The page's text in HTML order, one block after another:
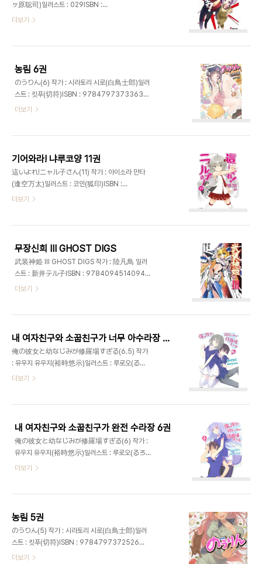
ヶ原聡司)일러스트 : 029ISBN :
9784048915809출판사 : 전격문고발매일 :
더보기
농림 6권
のうりん(6) 작가 : 시라토리 시로(白鳥士郎)일러
스트 : 킷푸(切符)ISBN : 9784797373363출
판사 : GA문고발매일 : 2013년 4월 15일가격 :
더보기
기어와라! 냐루코양 11권
這いよれ!ニャル子さん(11) 작가 : 아이소라 만타
(逢空万太)일러스트 : 코인(狐印)ISBN :
9784797373332출판사 : GA문고발매일 :
더보기
무장신희 III GHOST DIGS
武装神姫 III GHOST DIGS 작가 : 陸凡鳥 일러
스트 : 新井テル子ISBN : 9784094514094출
판사 : 소학관발매일 : 2013년 4월 18일가격 :
더보기
내 여자친구와 소꿉친구가 너무 아수라장 6.5권
俺の彼女と幼なじみが修羅場すぎる(6.5) 작가
: 유우지 유우지(裕時悠示)일러스트 : 루로오(るろ
お)ISBN : 9784797372854출판사 : GA문고
더보기
내 여자친구와 소꿉친구가 완전 수라장 6권
俺の彼女と幼なじみが修羅場すぎる(6) 작가 :
유우지 유우지(裕時悠示)일러스트 : 루로오(るろ
お) ISBN : 9784797372847출판사 : GA문고
더보기
농림 5권
のうりん(5) 작가 : 시라토리 시로(白鳥士郎)일러
스트 : 킷푸(切符)ISBN : 9784797372526출
판사 : GA문고발매일 : 2012년 12월 15일가격 :
더보기